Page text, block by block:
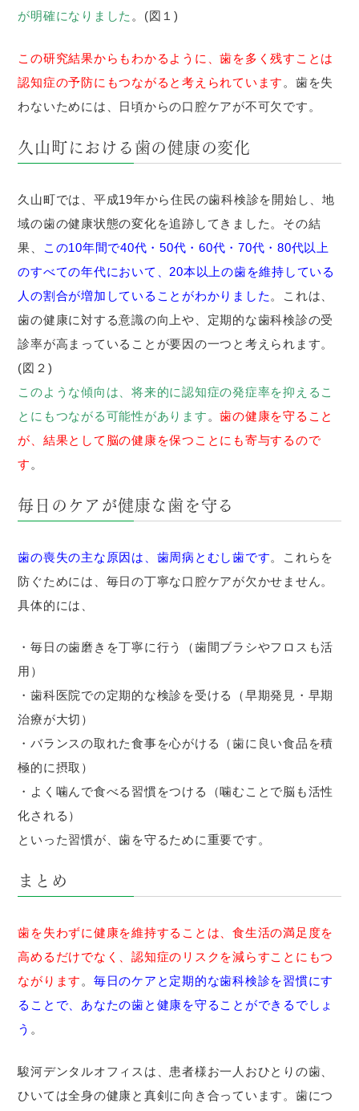
が明確になりました 。(図１)
この研究結果からもわかるように、歯を多く残すことは
認知症の予防にもつながると考えられています 。歯を失
わないためには、日頃からの口腔ケアが不可欠です。
久山町における歯の健康の変化
久山町では、平成19年から住民の歯科検診を開始し、地
域の歯の健康状態の変化を追跡してきました。その結
果、
この10年間で40代・50代・60代・70代・80代以上
のすべての年代において、20本以上の歯を維持している
人の割合が増加していることがわかりました 。これは、
歯の健康に対する意識の向上や、定期的な歯科検診の受
診率が高まっていることが要因の一つと考えられます。
(図２)
このような傾向は、将来的に認知症の発症率を抑えるこ
とにもつながる可能性があります 。歯の健康を守ること
が、結果として脳の健康を保つことにも寄与するので
す 。
毎日のケアが健康な歯を守る
歯の喪失の主な原因は、歯周病とむし歯です。これらを
防ぐためには、毎日の丁寧な口腔ケアが欠かせません。
具体的には、
・毎日の歯磨きを丁寧に行う（歯間ブラシやフロスも活
用）
・歯科医院での定期的な検診を受ける（早期発見・早期
治療が大切）
・バランスの取れた食事を心がける（歯に良い食品を積
極的に摂取）
・よく噛んで食べる習慣をつける（噛むことで脳も活性
化される）
といった習慣が、歯を守るために重要です。
まとめ
歯を失わずに健康を維持することは、食生活の満足度を
高めるだけでなく、認知症のリスクを減らすことにもつ
ながります 。 毎日のケアと定期的な歯科検診を習慣にす
ることで、あなたの歯と健康を守ることができるでしょ
う 。
駿河デンタルオフィスは、患者様お一人おひとりの歯、
ひいては全身の健康と真剣に向き合っています。歯につ